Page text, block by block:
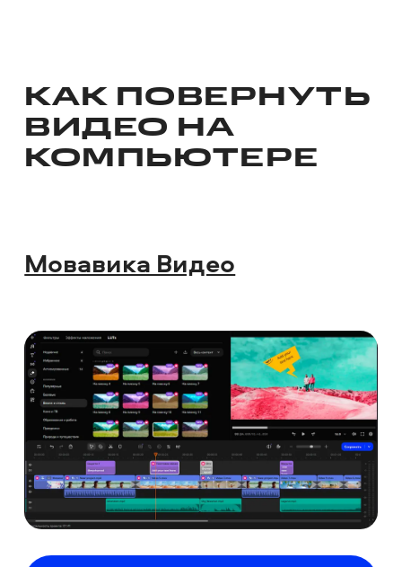
КАК ПОВЕРНУТЬ
ВИДЕО НА
КОМПЬЮТЕРЕ
Мовавика Видео